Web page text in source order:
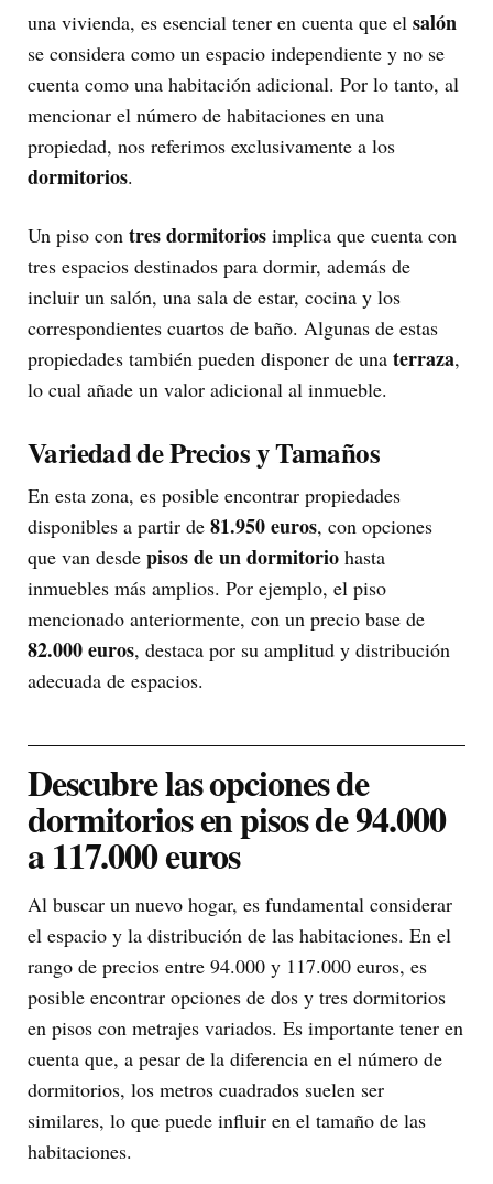
una vivienda, es esencial tener en cuenta que el salón
se considera como un espacio independiente y no se
cuenta como una habitación adicional. Por lo tanto, al
mencionar el número de habitaciones en una
propiedad, nos referimos exclusivamente a los
dormitorios.
Un piso con tres dormitorios implica que cuenta con
tres espacios destinados para dormir, además de
incluir un salón, una sala de estar, cocina y los
correspondientes cuartos de baño. Algunas de estas
propiedades también pueden disponer de una terraza,
lo cual añade un valor adicional al inmueble.
Variedad de Precios y Tamaños
En esta zona, es posible encontrar propiedades
disponibles a partir de 81.950 euros, con opciones
que van desde pisos de un dormitorio hasta
inmuebles más amplios. Por ejemplo, el piso
mencionado anteriormente, con un precio base de
82.000 euros, destaca por su amplitud y distribución
adecuada de espacios.
Descubre las opciones de
dormitorios en pisos de 94.000
a 117.000 euros
Al buscar un nuevo hogar, es fundamental considerar
el espacio y la distribución de las habitaciones. En el
rango de precios entre 94.000 y 117.000 euros, es
posible encontrar opciones de dos y tres dormitorios
en pisos con metrajes variados. Es importante tener en
cuenta que, a pesar de la diferencia en el número de
dormitorios, los metros cuadrados suelen ser
similares, lo que puede influir en el tamaño de las
habitaciones.